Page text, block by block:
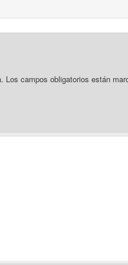
Los campos obligatorios están